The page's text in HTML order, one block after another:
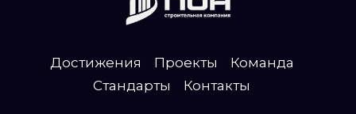
Достижения Проекты
Команда
Стандарты
Контакты